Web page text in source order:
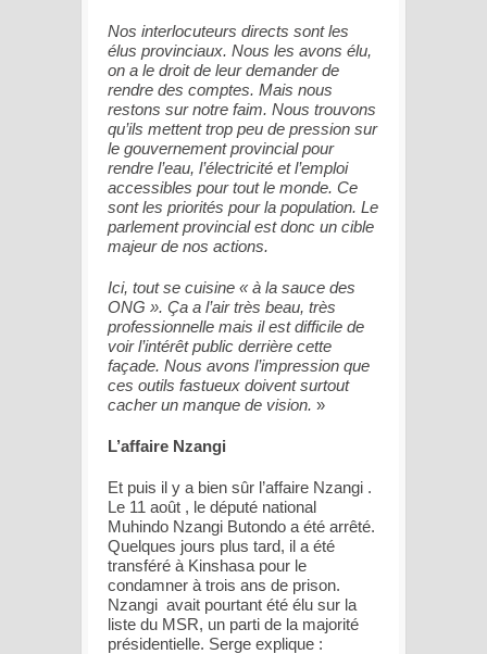
Nos interlocuteurs directs sont les
élus provinciaux. Nous les avons élu,
on a le droit de leur demander de
rendre des comptes. Mais nous
restons sur notre faim. Nous trouvons
qu’ils mettent trop peu de pression sur
le gouvernement provincial pour
rendre l’eau, l’électricité et l’emploi
accessibles pour tout le monde. Ce
sont les priorités pour la population. Le
parlement provincial est donc un cible
majeur de nos actions.
Ici, tout se cuisine « à la sauce des
ONG ». Ça a l’air très beau, très
professionnelle mais il est difficile de
voir l’intérêt public derrière cette
façade. Nous avons l’impression que
ces outils fastueux doivent surtout
cacher un manque de vision. »
L’affaire Nzangi
Et puis il y a bien sûr l’affaire Nzangi .
Le 11 août , le député national
Muhindo Nzangi Butondo a été arrêté.
Quelques jours plus tard, il a été
transféré à Kinshasa pour le
condamner à trois ans de prison.
Nzangi avait pourtant été élu sur la
liste du MSR, un parti de la majorité
présidentielle. Serge explique :